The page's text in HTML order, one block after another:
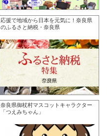
応援で地域から日本を元気に！奈良県
のふるさと納税・奈良県
奈良県御杖村マスコットキャラクター
「つえみちゃん」